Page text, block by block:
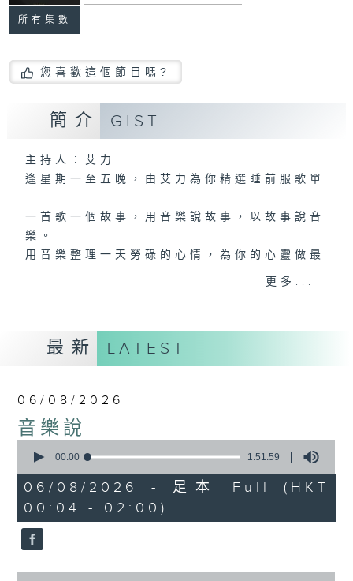
所有集數
您喜歡這個節目嗎?
簡介 GIST
主持人：艾力
逢星期一至五晚，由艾力為你精選睡前服歌單
一首歌一個故事，用音樂說故事，以故事說音
樂。
用音樂整理一天勞碌的心情，為你的心靈做最
更多...
最新 LATEST
06/08/2026
音樂說
seconds
1
hour,
51
minutes,
59
seconds
00:00 1:51:59
06/08/2026 - 足本 Full (HKT
00:04 - 02:00)